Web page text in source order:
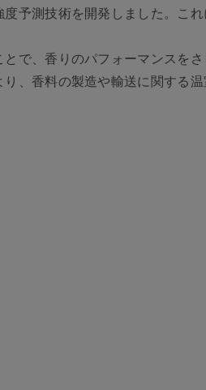
予測技術を開発しました。こ
で、香りのパフォーマンスを
、香料の製造や輸送に関する